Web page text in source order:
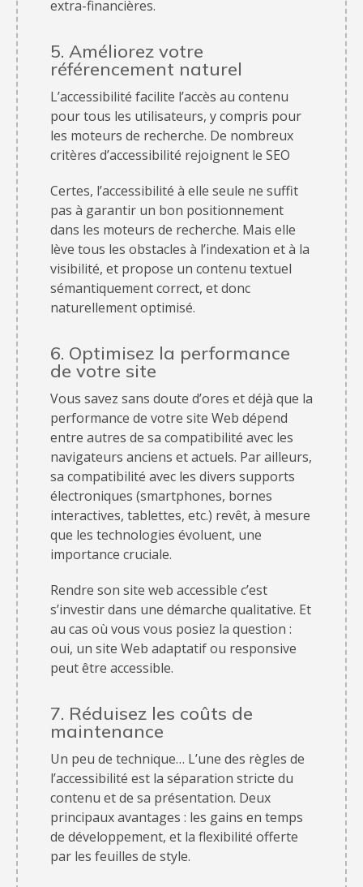
extra-financières.
5. Améliorez votre
référencement naturel
L’accessibilité facilite l’accès au contenu
pour tous les utilisateurs, y compris pour
les moteurs de recherche. De nombreux
critères d’accessibilité rejoignent le SEO
Certes, l’accessibilité à elle seule ne suffit
pas à garantir un bon positionnement
dans les moteurs de recherche. Mais elle
lève tous les obstacles à l’indexation et à la
visibilité, et propose un contenu textuel
sémantiquement correct, et donc
naturellement optimisé.
6. Optimisez la performance
de votre site
Vous savez sans doute d’ores et déjà que la
performance de votre site Web dépend
entre autres de sa compatibilité avec les
navigateurs anciens et actuels. Par ailleurs,
sa compatibilité avec les divers supports
électroniques (smartphones, bornes
interactives, tablettes, etc.) revêt, à mesure
que les technologies évoluent, une
importance cruciale.
Rendre son site web accessible c’est
s’investir dans une démarche qualitative. Et
au cas où vous vous posiez la question :
oui, un site Web adaptatif ou responsive
peut être accessible.
7. Réduisez les coûts de
maintenance
Un peu de technique… L’une des règles de
l’accessibilité est la séparation stricte du
contenu et de sa présentation. Deux
principaux avantages : les gains en temps
de développement, et la flexibilité offerte
par les feuilles de style.